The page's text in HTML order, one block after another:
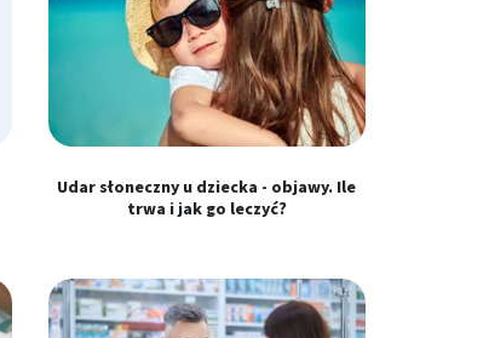
Udar słoneczny u dziecka - objawy. Ile
trwa i jak go leczyć?